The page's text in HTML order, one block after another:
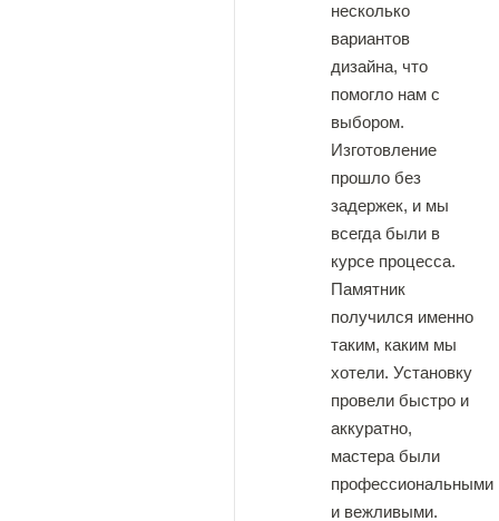
несколько
вариантов
дизайна, что
помогло нам с
выбором.
Изготовление
прошло без
задержек, и мы
всегда были в
курсе процесса.
Памятник
получился именно
таким, каким мы
хотели. Установку
провели быстро и
аккуратно,
мастера были
профессиональными
и вежливыми.